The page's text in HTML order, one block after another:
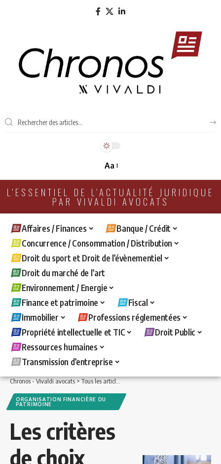
Aa
L'ESSENTIEL DE L'ACTUALITÉ JURIDIQUE
PAR VIVALDI AVOCATS
Affaires / Finances
Banque / Crédit
Concurrence / Consommation / Distribution
Droit du sport et Droit de l’évènementiel
Droit du marché de l’art
Environnement / Energie
Finance et patrimoine
Fiscal
Immobilier
Professions réglementées
Propriété intellectuelle et TIC
Droit Public
Ressources humaines
Transmission d’entreprise
Chronos - Vivaldi avocats>Tous les articles >Finance et patrimoine>
ORGANISATION FINANCIÈRE DU
PATRIMOINE
Les critères
de choix